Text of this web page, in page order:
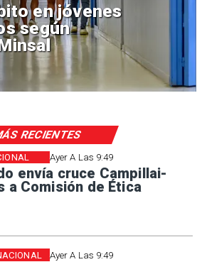
creación del
Piñera con
mil millones
Ayer A Las 9:49
envía cruce Campillai-
a Comisión de Ética
Ayer A Las 9:49
RECIENTES